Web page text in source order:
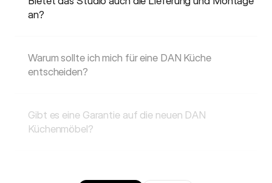
an?
Warum sollte ich mich für eine DAN Küche
entscheiden?
Gibt es eine Garantie auf die neuen DAN
Küchenmöbel?